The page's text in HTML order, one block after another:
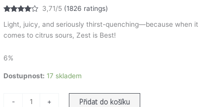
3.71z 5
základě
3,71/5 (1826 ratings)
Light, juicy, and seriously thirst-quenching—because when it
comes to citrus sours, Zest is Best!
6%
Dostupnost: 17 skladem
- + Přidat do košíku